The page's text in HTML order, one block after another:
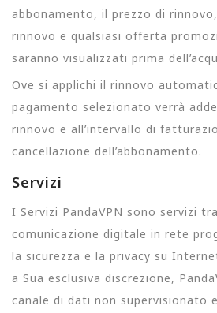
abbonamento, il prezzo di
rinnovo e qualsiasi offerta
saranno visualizzati prima
Ove si applichi il rinnovo
pagamento selezionato verrà
rinnovo e all’intervallo di
cancellazione dell’abbonamento.
Servizi
I Servizi PandaVPN sono servizi
comunicazione digitale in rete
la sicurezza e la privacy su
a Sua esclusiva discrezione,
canale di dati non supervisionato